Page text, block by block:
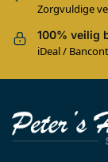
Zorgvuldige
100% veilig
iDeal /